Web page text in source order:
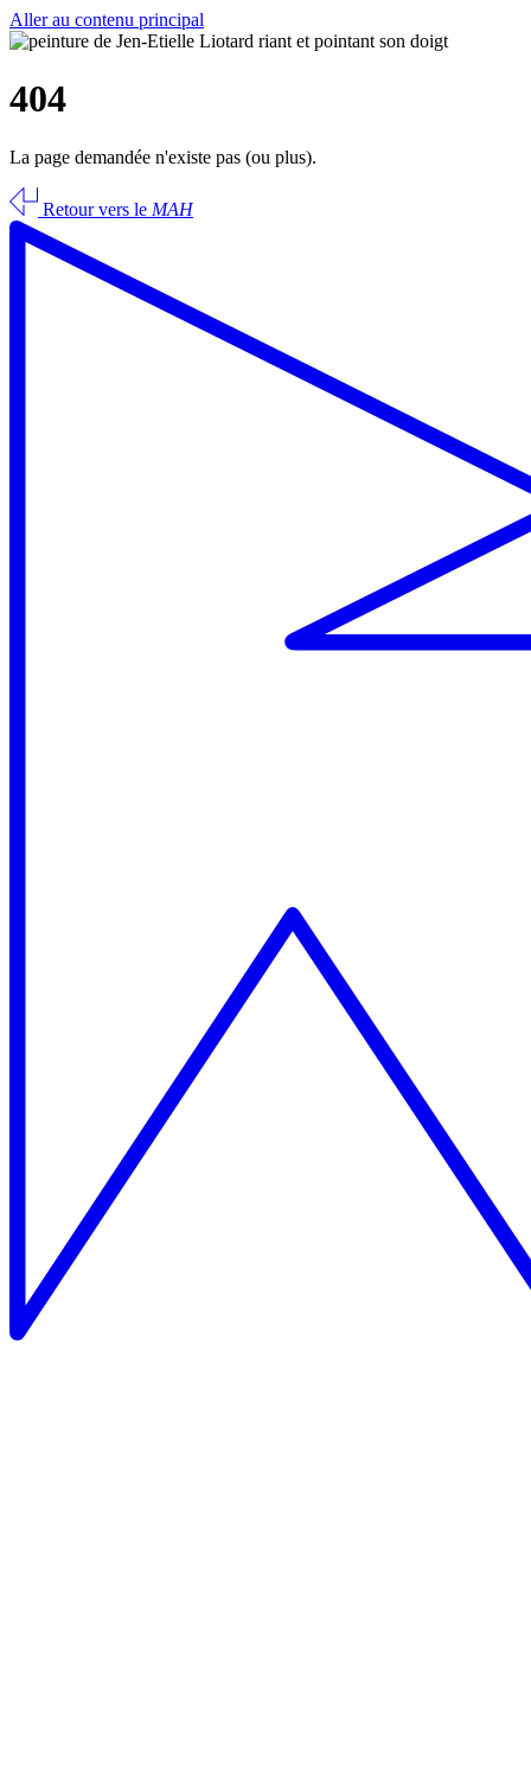
Aller au contenu principal
404
La page demandée n'existe pas (ou plus).
Retour vers le MAH